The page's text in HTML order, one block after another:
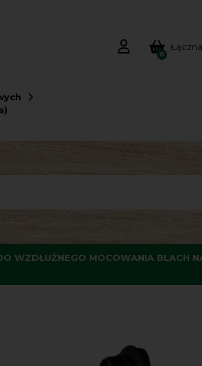
0
WZDŁUŻNEGO MOCOWANIA BLACH